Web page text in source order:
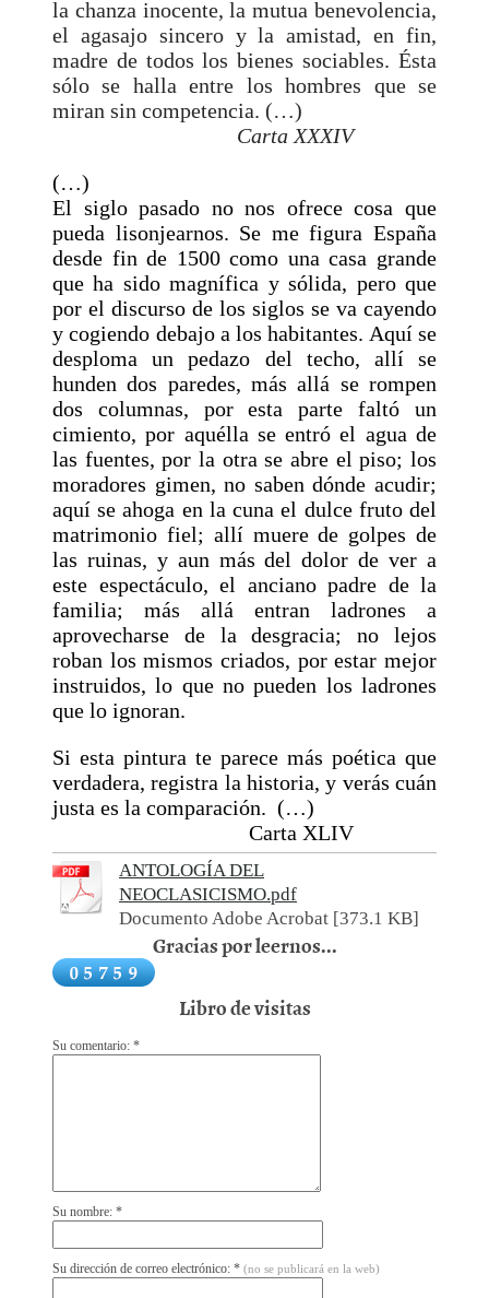
la chanza inocente, la mutua benevolencia,
el agasajo sincero y la amistad, en fin,
madre de todos los bienes sociables. Ésta
sólo se halla entre los hombres que se
miran sin competencia. (…)
Carta XXXIV
(…)
El siglo pasado no nos ofrece cosa que
pueda lisonjearnos. Se me figura España
desde fin de 1500 como una casa grande
que ha sido magnífica y sólida, pero que
por el discurso de los siglos se va cayendo
y cogiendo debajo a los habitantes. Aquí se
desploma un pedazo del techo, allí se
hunden dos paredes, más allá se rompen
dos columnas, por esta parte faltó un
cimiento, por aquélla se entró el agua de
las fuentes, por la otra se abre el piso; los
moradores gimen, no saben dónde acudir;
aquí se ahoga en la cuna el dulce fruto del
matrimonio fiel; allí muere de golpes de
las ruinas, y aun más del dolor de ver a
este espectáculo, el anciano padre de la
familia; más allá entran ladrones a
aprovecharse de la desgracia; no lejos
roban los mismos criados, por estar mejor
instruidos, lo que no pueden los ladrones
que lo ignoran.
Si esta pintura te parece más poética que
verdadera, registra la historia, y verás cuán
justa es la comparación. (…)
Carta XLIV
ANTOLOGÍA DEL
NEOCLASICISMO.pdf
Documento Adobe Acrobat [373.1 KB]
Gracias por leernos...
Libro de visitas
Su comentario: *
Su nombre: *
Su dirección de correo electrónico: * (no se publicará en la web)